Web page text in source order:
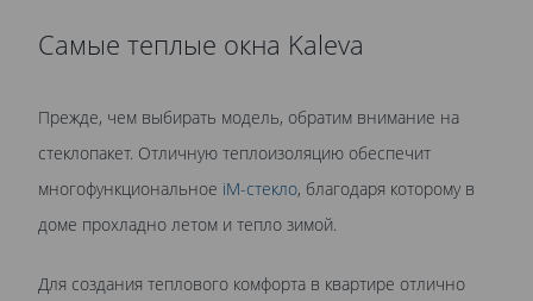
Самые теплые окна Kaleva
Прежде, чем выбирать модель, обратим внимание на
стеклопакет. Отличную теплоизоляцию обеспечит
многофункциональное iM-стекло, благодаря которому в
доме прохладно летом и тепло зимой.
Для создания теплового комфорта в квартире отлично